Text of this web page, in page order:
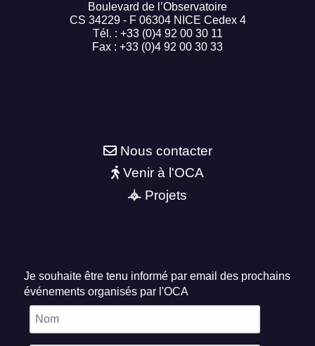
Boulevard de l’Observatoire
CS 34229 - F 06304 NICE Cedex 4
Tél. : +33 (0)4 92 00 30 11
Fax : +33 (0)4 92 00 30 33
Nous contacter
Venir à l'OCA
Projets
Je souhaite être tenu informé par email des prochains
événements organisés par l'OCA